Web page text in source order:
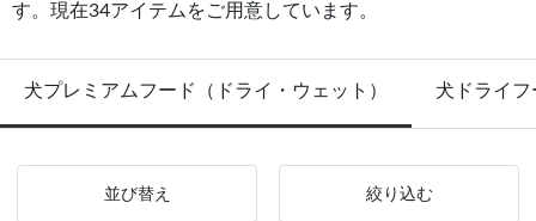
す。現在34アイテムをご用意しています。
犬プレミアムフード（ドライ・ウェット） 犬ドライフ
並び替え 絞り込む